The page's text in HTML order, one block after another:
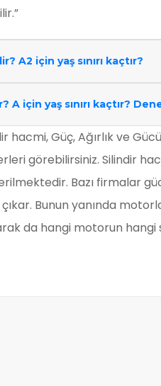
A2 için yaş sınırı kaçtır?
A için yaş sınırı kaçtır?
Güç, Ağırlık ve
görebilirsiniz. Silindir
Bazı firmalar
Bunun yanında
da hangi motorun hangi